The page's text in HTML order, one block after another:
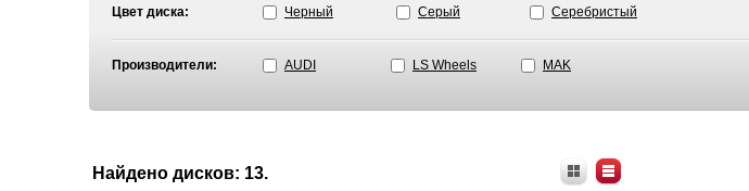
Цвет диска: Черный Серый Серебристый
Производители: AUDI LS Wheels MAK
Найдено дисков: 13.